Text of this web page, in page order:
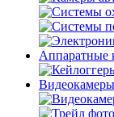
Аппаратные